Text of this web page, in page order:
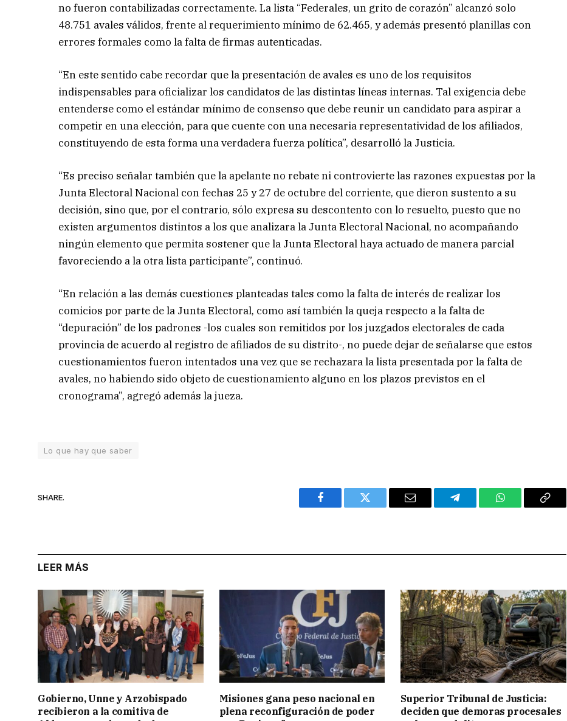
no fueron contabilizadas correctamente. La lista “Federales, un grito de corazón” alcanzó solo
48.751 avales válidos, frente al requerimiento mínimo de 62.465, y además presentó planillas con
errores formales como la falta de firmas autenticadas.
“En este sentido cabe recordar que la presentación de avales es uno de los requisitos
indispensables para oficializar los candidatos de las distintas líneas internas. Tal exigencia debe
entenderse como el estándar mínimo de consenso que debe reunir un candidato para aspirar a
competir en una elección, para que cuente con una necesaria representatividad de los afiliados,
constituyendo de esta forma una verdadera fuerza política”, desarrolló la Justicia.
“Es preciso señalar también que la apelante no rebate ni controvierte las razones expuestas por la
Junta Electoral Nacional con fechas 25 y 27 de octubre del corriente, que dieron sustento a su
decisión, sino que, por el contrario, sólo expresa su descontento con lo resuelto, puesto que no
existen argumentos distintos a los que analizara la Junta Electoral Nacional, no acompañando
ningún elemento que permita sostener que la Junta Electoral haya actuado de manera parcial
favoreciendo a la otra lista participante”, continuó.
“En relación a las demás cuestiones planteadas tales como la falta de interés de realizar los
comicios por parte de la Junta Electoral, como así también la queja respecto a la falta de
“depuración” de los padrones -los cuales son remitidos por los juzgados electorales de cada
provincia de acuerdo al registro de afiliados de su distrito-, no puede dejar de señalarse que estos
cuestionamientos fueron intentados una vez que se rechazara la lista presentada por la falta de
avales, no habiendo sido objeto de cuestionamiento alguno en los plazos previstos en el
cronograma”, agregó además la jueza.
Lo que hay que saber
SHARE.
Facebook Twitter Email Telegram WhatsAppCopy
LEER MÁS
Gobierno, Unne y Arzobispado
recibieron a la comitiva de
Misiones gana peso nacional en
plena reconfiguración de poder
Superior Tribunal de Justicia:
deciden que demoras procesales